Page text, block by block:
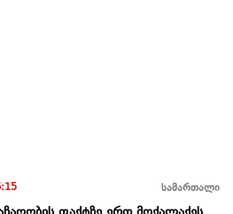
სამართალი